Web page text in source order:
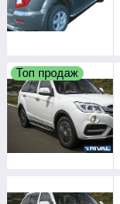
Топ продаж